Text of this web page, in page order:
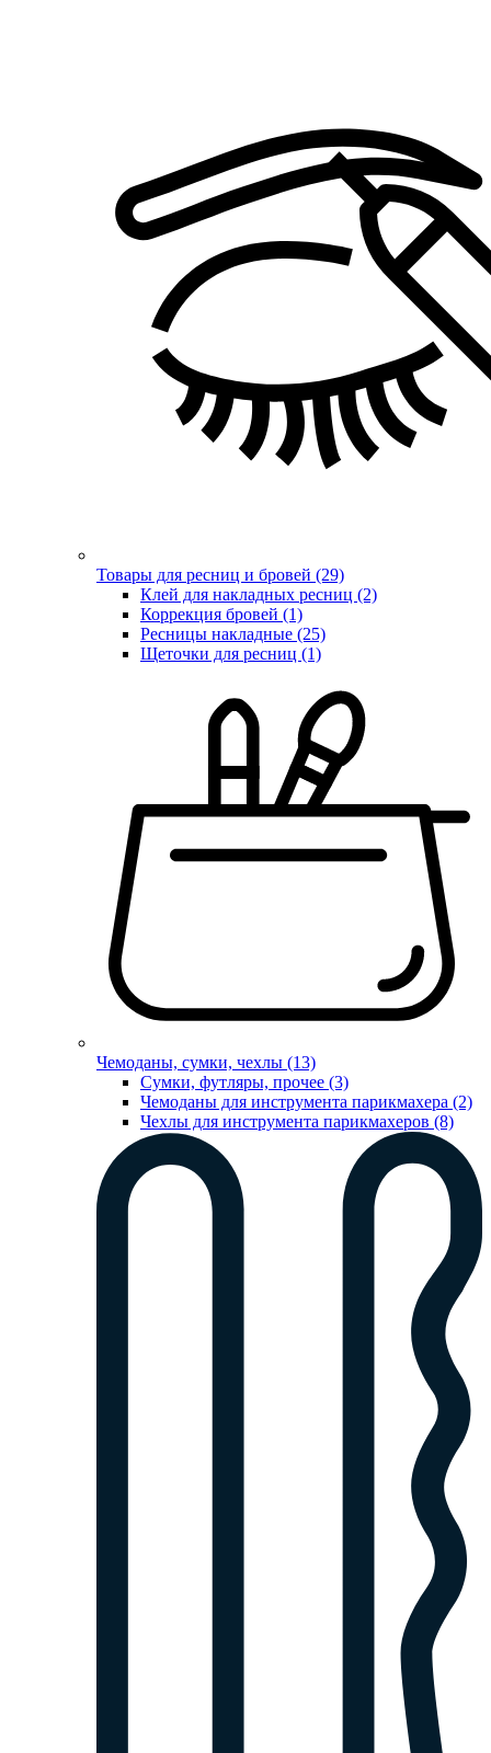
Товары для ресниц и бровей (29)
Клей для накладных ресниц (2)
Коррекция бровей (1)
Ресницы накладные (25)
Щеточки для ресниц (1)
Чемоданы, сумки, чехлы (13)
Сумки, футляры, прочее (3)
Чемоданы для инструмента парикмахера (2)
Чехлы для инструмента парикмахеров (8)